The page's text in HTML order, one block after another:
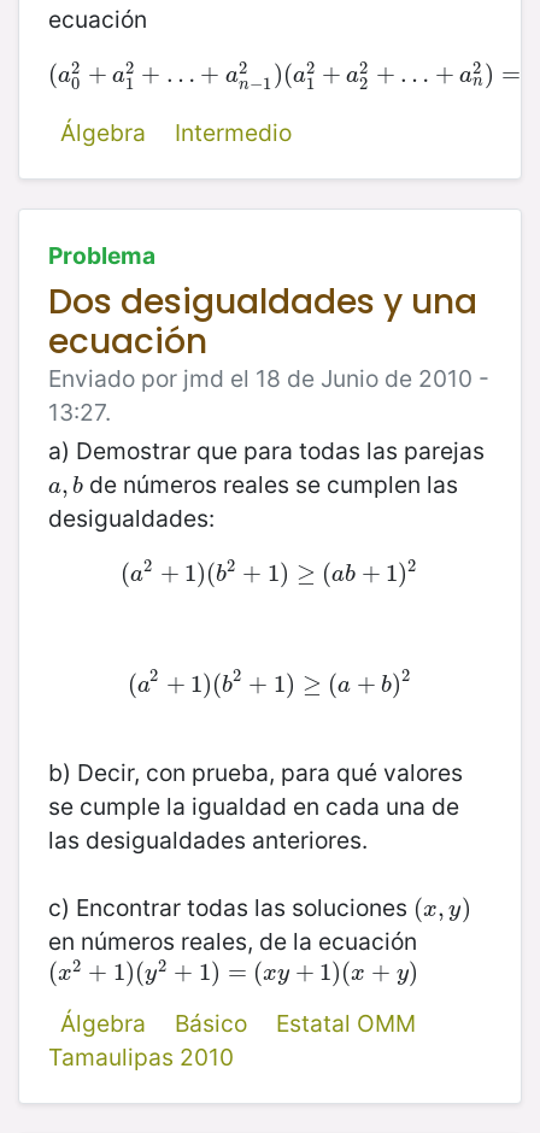
ecuación
(a2
0 + a2
1 + … + a2
n−1)(a2
1 + a2
2 + … + a2
n) =
(a02+a 1 2 +… +a −12)( a1 2+ a22+ …+an 2)=
Álgebra
Intermedio
Problema
Dos desigualdades y una
ecuación
Enviado por jmd el 18 de Junio de 2010 -
13:27.
a) Demostrar que para todas las parejas
a, b
a,b de números reales se cumplen las
desigualdades:
(a2 + 1)(b2 + 1) ≥ (ab + 1)2
( a2 +1)(b 2+1) ≥( ab+ 1)2
(a2 + 1)(b2 + 1) ≥ (a + b)2
( a2 +1)(b 2+1) ≥( a+b)2
b) Decir, con prueba, para qué valores
se cumple la igualdad en cada una de
las desigualdades anteriores.
c) Encontrar todas las soluciones (x, y)
(x,y)
en números reales, de la ecuación
(x2 + 1)(y2 + 1) = (xy + 1)(x + y)
(x2 +1 )(y2+ 1)=(x y+ 1)(x +y)
Álgebra
Básico
Estatal OMM
Tamaulipas 2010